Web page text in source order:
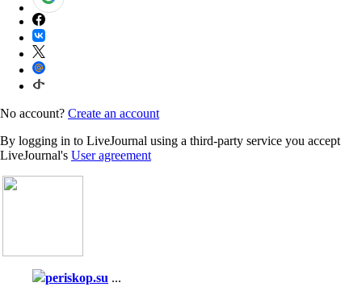
No account? Create an account
By logging in to LiveJournal using a third-party service you accept
LiveJournal's User agreement
periskop.su ...